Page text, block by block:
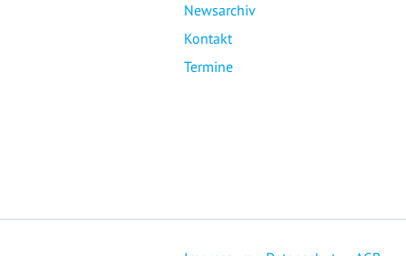
Newsarchiv
Kontakt
Termine